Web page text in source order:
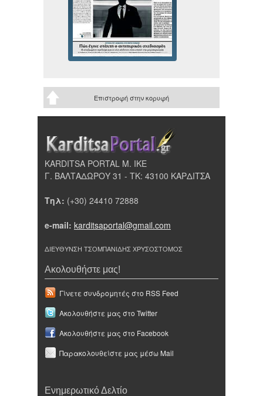
Επιστροφή στην κορυφή
KARDITSA PORTAL Μ. ΙΚΕ
Γ. ΒΑΛΤΑΔΩΡΟΥ 31 - ΤΚ: 43100 ΚΑΡΔΙΤΣΑ
Τηλ: (+30) 24410 72888
e-mail: karditsaportal@gmail.com
ΔΙΕΥΘΥΝΣΗ ΤΣΟΜΠΑΝΙΔΗΣ ΧΡΥΣΟΣΤΟΜΟΣ
Ακολουθήστε μας!
Γίνετε συνδρομητές στο RSS Feed
Ακολουθήστε μας στο Twitter
Ακολουθήστε μας στο Facebook
Παρακολουθείστε μας μέσω Mail
Ενημερωτικό Δελτίο